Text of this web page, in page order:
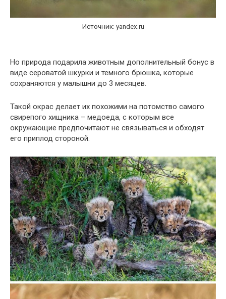
Источник: yandex.ru
Но природа подарила животным дополнительный бонус в
виде сероватой шкурки и темного брюшка, которые
сохраняются у малышни до 3 месяцев.
Такой окрас делает их похожими на потомство самого
свирепого хищника – медоеда, с которым все
окружающие предпочитают не связываться и обходят
его приплод стороной.